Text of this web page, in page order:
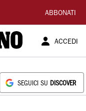
ABBONATI
ACCEDI
SEGUICI SU DISCOVER